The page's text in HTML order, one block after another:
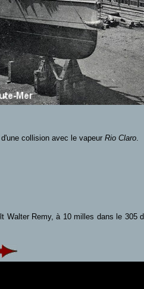
collision avec le vapeur Rio Claro.
Walter Remy, à 10 milles dans le 305